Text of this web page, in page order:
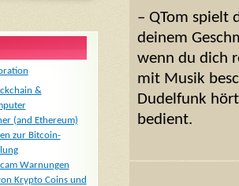
– QTom spielt
deinem
wenn du dich
mit Musik
Dudelfunk
bedient.
&
(and Ethereum)
zur Bitcoin-
Warnungen
Krypto Coins und